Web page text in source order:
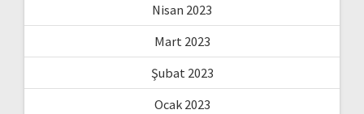
Nisan 2023
Mart 2023
Şubat 2023
Ocak 2023